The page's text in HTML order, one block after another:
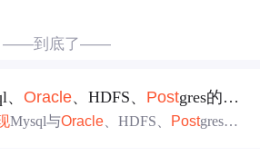
——到底了——
Oracle、HDFS、 Postgres的数据
Mysql与Oracle 、HDFS、 Postgres的